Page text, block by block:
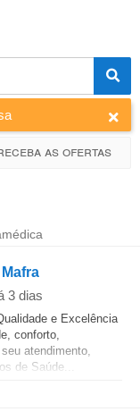
as ofertas
3 dias
e Excelência
conforto,
atendimento,
de Saúde...